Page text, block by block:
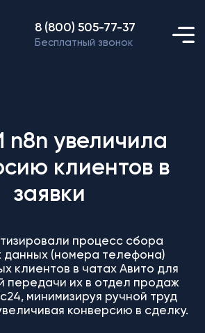
8 (800) 505-77-37
Бесплатный звонок
n8n увеличила
клиентов в
заявки
процесс сбора
данных (номера телефона)
клиентов в чатах Авито для
передачи их в отдел продаж
минимизируя ручной труд
конверсию в сделку.